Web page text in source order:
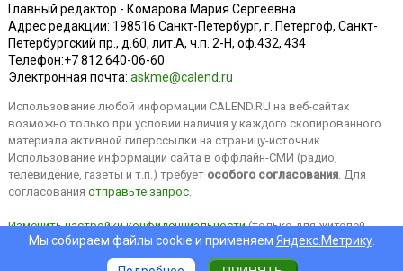
Главный редактор - Комарова Мария Сергеевна
Адрес редакции: 198516 Санкт-Петербург, г. Петергоф, Санкт-
Петербургский пр., д.60, лит.А, ч.п. 2-Н, оф.432, 434
Телефон:+7 812 640-06-60
Электронная почта: askme@calend.ru
Использование любой информации CALEND.RU на веб-сайтах
возможно только при условии наличия у каждого скопированного
материала активной гиперссылки на страницу-источник.
Использование информации сайта в оффлайн-СМИ (радио,
телевидение, газеты и т.п.) требует особого согласования. Для
согласования отправьте запрос.
Изменить настройки конфиденциальности(только для жителей
EEA).Мы собираем файлы cookie и применяем Яндекс.Метрику.